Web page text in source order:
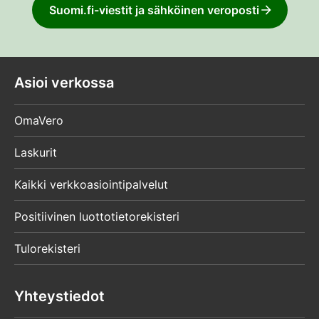
Suomi.fi-viestit ja sähköinen veroposti
Asioi verkossa
OmaVero
Laskurit
Kaikki verkkoasiointipalvelut
Positiivinen luottotietorekisteri
Tulorekisteri
Yhteystiedot